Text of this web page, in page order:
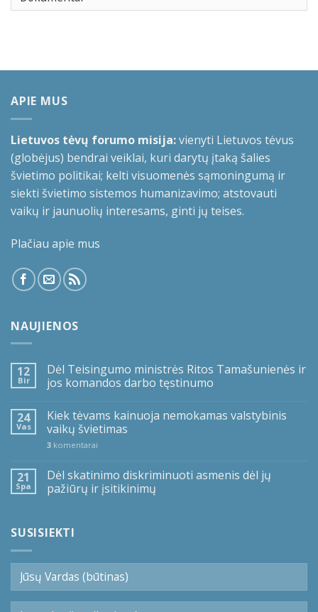
APIE MUS
Lietuvos tėvų forumo misija:vienyti Lietuvos tėvus
(globėjus) bendrai veiklai, kuri darytų įtaką šalies
švietimo politikai; kelti visuomenės sąmoningumą ir
siekti švietimo sistemos humanizavimo; atstovauti
vaikų ir jaunuolių interesams, ginti jų teises.
Plačiau apie mus
NAUJIENOS
12
Bir
Dėl Teisingumo ministrės Ritos Tamašunienės ir
jos komandos darbo tęstinumo
24
Vas
Kiek tėvams kainuoja nemokamas valstybinis
vaikų švietimas
3 komentarai
21
Spa
Dėl skatinimo diskriminuoti asmenis dėl jų
pažiūrų ir įsitikinimų
SUSISIEKTI